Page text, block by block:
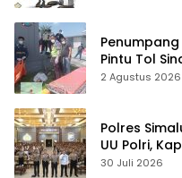
Pintu Tol
Nanggar
2 Agustus 2026
Polres
UU Polri,
Fondasi
30 Juli 2026